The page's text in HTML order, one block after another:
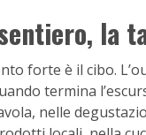
la
forte è il cibo.
termina
nelle